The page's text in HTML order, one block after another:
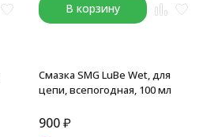
В корзину
Смазка SMG LuBe Wet, для
цепи, всепогодная, 100 мл
900₽